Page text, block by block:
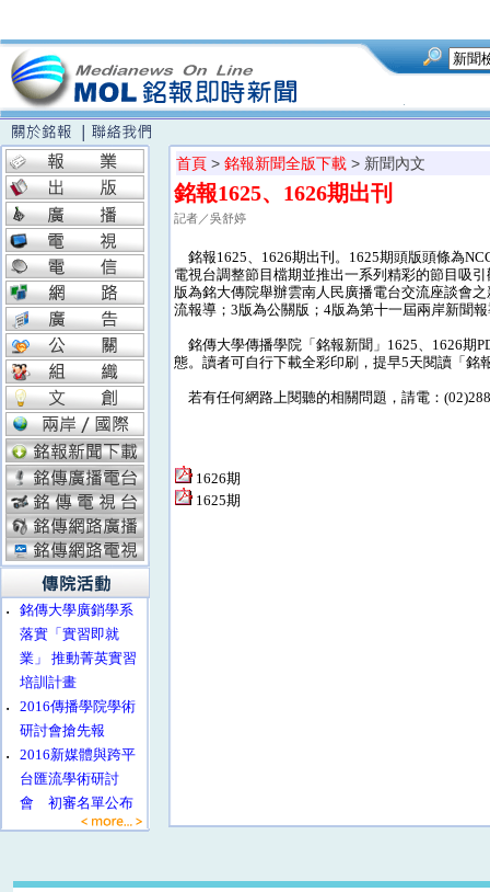
‧
銘傳大學廣銷學系
落實「實習即就
業」 推動菁英實習
培訓計畫
‧
2016傳播學院學術
研討會搶先報
‧
2016新媒體與跨平
台匯流學術研討
會 初審名單公布
首頁 > 銘報新聞全版下載 > 新聞內文
銘報1625、1626期出刊
記者／吳舒婷
銘報1625、1626期出刊。1625期頭版頭條為
電視台調整節目檔期並推出一系列精彩的節目吸
版為銘大傳院舉辦雲南人民廣播電台交流座談會
流報導；3版為公關版；4版為第十一屆兩岸新聞
銘傳大學傳播學院「銘報新聞」1625、1626期
態。讀者可自行下載全彩印刷，提早5天閱讀「銘
若有任何網路上閱聽的相關問題，請電：
1626期
1625期